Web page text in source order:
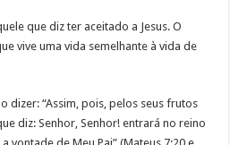
que diz ter aceitado a Jesus. O
vive uma vida semelhante à vida de
dizer: “Assim, pois, pelos seus frutos
diz: Senhor, Senhor! entrará no reino